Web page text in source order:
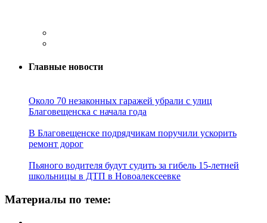
Главные новости
Около 70 незаконных гаражей убрали с улиц
Благовещенска с начала года
В Благовещенске подрядчикам поручили ускорить
ремонт дорог
Пьяного водителя будут судить за гибель 15-летней
школьницы в ДТП в Новоалексеевке
Материалы по теме: